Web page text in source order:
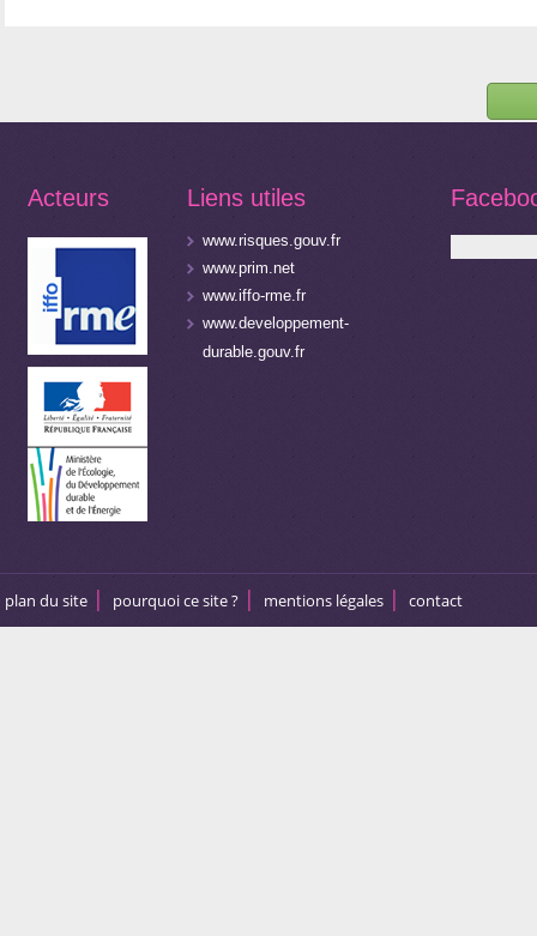
Acteurs Liens utiles
www.risques.gouv.fr
www.prim.net
www.iffo-rme.fr
www.developpement-
durable.gouv.fr
plan du site pourquoi ce site ? mentions légales contact